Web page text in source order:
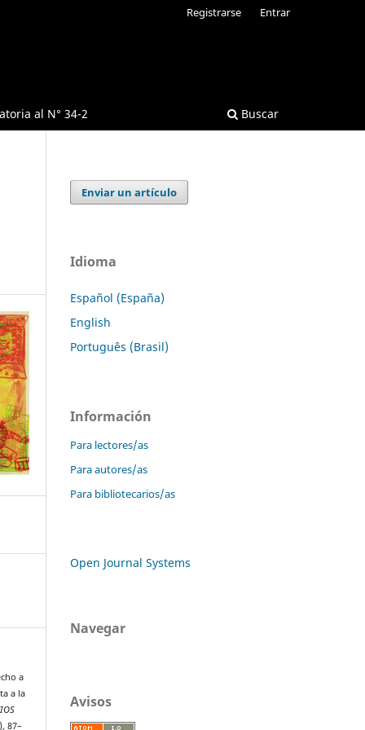
al N° 34-2 Buscar
Registrarse Entrar
a
a la
87–
Enviar un artículo
Idioma
Español (España)
English
Português (Brasil)
Información
Para lectores/as
Para autores/as
Para bibliotecarios/as
Open Journal Systems
Navegar
Avisos